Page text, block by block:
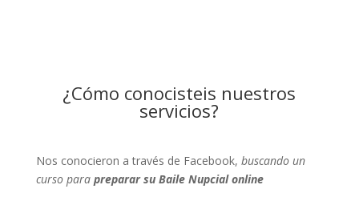
¿Cómo conocisteis nuestros
servicios?
Nos conocieron a través de Facebook, buscando un
curso para preparar su Baile Nupcial online